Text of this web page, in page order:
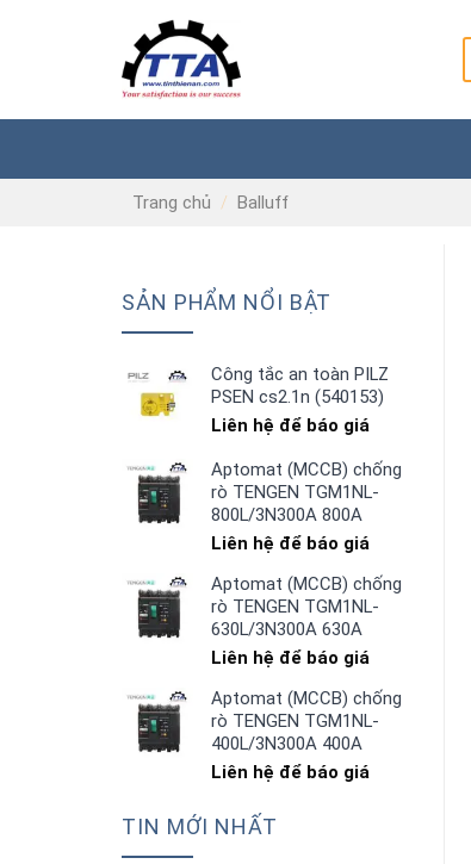
Trang chủ / Balluff
SẢN PHẨM NỔI BẬT
Công tắc an toàn PILZ
PSEN cs2.1n (540153)
Liên hệ để báo giá
Aptomat (MCCB) chống
rò TENGEN TGM1NL-
800L/3N300A 800A
Liên hệ để báo giá
Aptomat (MCCB) chống
rò TENGEN TGM1NL-
630L/3N300A 630A
Liên hệ để báo giá
Aptomat (MCCB) chống
rò TENGEN TGM1NL-
400L/3N300A 400A
Liên hệ để báo giá
TIN MỚI NHẤT